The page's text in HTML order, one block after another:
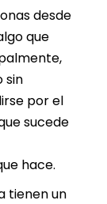
desde
que
sin
por el
sucede
hace.
tienen un